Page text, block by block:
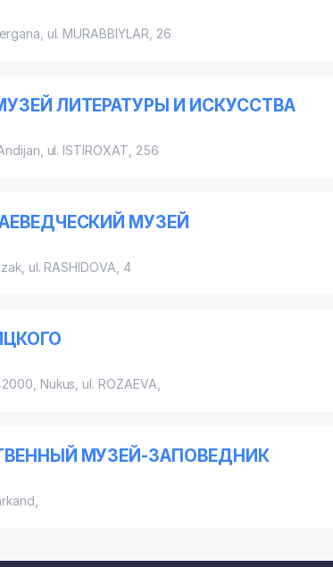
ul. MURABBIYLAR , 26
ЛИТЕРАТУРЫ И ИСКУССТВА
ul. ISTIROXAT , 256
МУЗЕЙ
ul. RASHIDOVA, 4
Nukus, ul. ROZAEVA
МУЗЕЙ-ЗАПОВЕДНИК